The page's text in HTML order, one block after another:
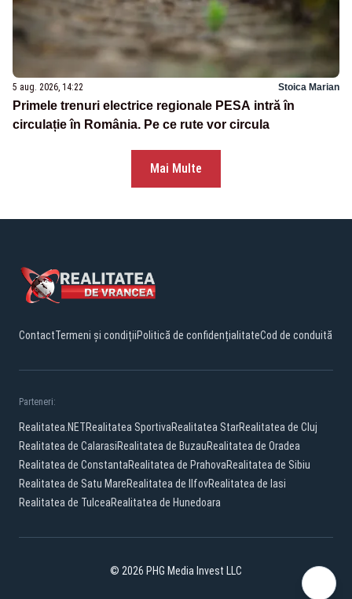
5 aug. 2026, 14:22 Stoica Marian
Primele trenuri electrice regionale PESA intră în
circulație în România. Pe ce rute vor circula
Mai Multe
ContactTermeni și condițiiPolitică de confidențialitateCod de conduită
Parteneri:
Realitatea.NETRealitatea SportivaRealitatea StarRealitatea de Cluj
Realitatea de CalarasiRealitatea de BuzauRealitatea de Oradea
Realitatea de ConstantaRealitatea de PrahovaRealitatea de Sibiu
Realitatea de Satu MareRealitatea de IlfovRealitatea de Iasi
Realitatea de TulceaRealitatea de Hunedoara
© 2026 PHG Media Invest LLC